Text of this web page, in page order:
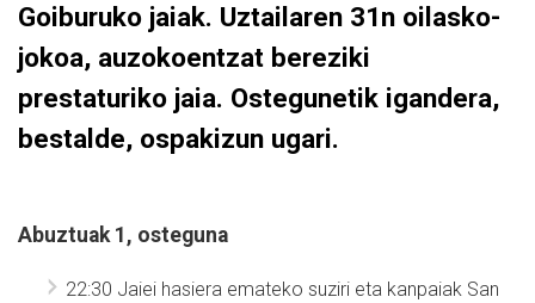
Goiburuko jaiak. Uztailaren 31n oilasko-
jokoa, auzokoentzat bereziki
prestaturiko jaia. Ostegunetik igandera,
bestalde, ospakizun ugari.
Abuztuak 1, osteguna
22:30 Jaiei hasiera emateko suziri eta kanpaiak San